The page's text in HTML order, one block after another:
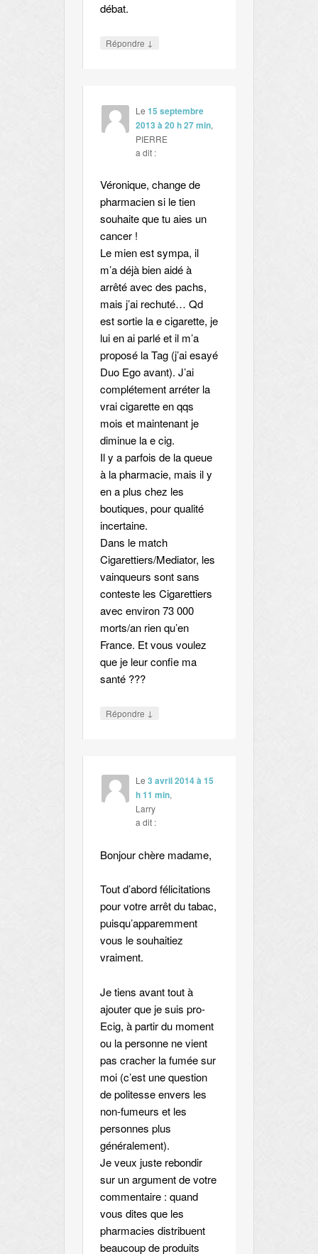
débat.
Répondre ↓
Le15 septembre
2013 à 20 h 27 min,
PIERRE
a dit :
Véronique, change de
pharmacien si le tien
souhaite que tu aies un
cancer !
Le mien est sympa, il
m’a déjà bien aidé à
arrêté avec des pachs,
mais j’ai rechuté… Qd
est sortie la e cigarette, je
lui en ai parlé et il m’a
proposé la Tag (j’ai esayé
Duo Ego avant). J’ai
complétement arréter la
vrai cigarette en qqs
mois et maintenant je
diminue la e cig.
Il y a parfois de la queue
à la pharmacie, mais il y
en a plus chez les
boutiques, pour qualité
incertaine.
Dans le match
Cigarettiers/Mediator, les
vainqueurs sont sans
conteste les Cigarettiers
avec environ 73 000
morts/an rien qu’en
France. Et vous voulez
que je leur confie ma
santé ???
Répondre ↓
Le3 avril 2014 à 15
h 11 min,
Larry
a dit :
Bonjour chère madame,
Tout d’abord félicitations
pour votre arrêt du tabac,
puisqu’apparemment
vous le souhaitiez
vraiment.
Je tiens avant tout à
ajouter que je suis pro-
Ecig, à partir du moment
ou la personne ne vient
pas cracher la fumée sur
moi (c’est une question
de politesse envers les
non-fumeurs et les
personnes plus
généralement).
Je veux juste rebondir
sur un argument de votre
commentaire : quand
vous dites que les
pharmacies distribuent
beaucoup de produits